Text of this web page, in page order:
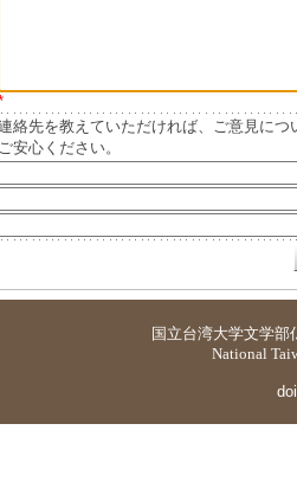
絡先を教えていただければ、ご意見に
ご安心ください。
国立台湾大学文学部
National